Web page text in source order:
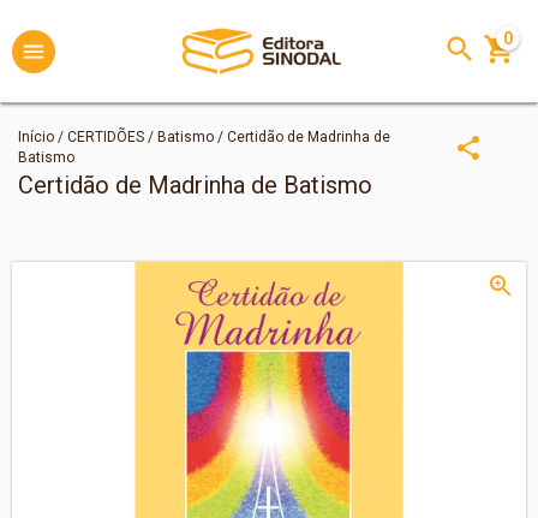
0
Início / CERTIDÕES / Batismo / Certidão de Madrinha de
Batismo
Certidão de Madrinha de Batismo